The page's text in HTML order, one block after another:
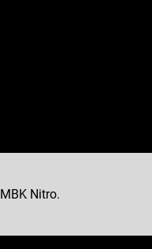
Nitro.